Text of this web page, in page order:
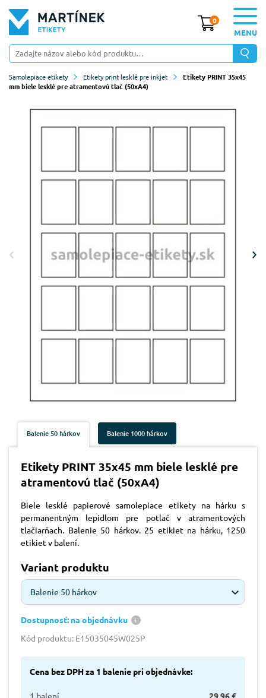
0
MENU
Samolepiace etikety Etikety print lesklé pre inkjet
Etikety PRINT 35x45
mm biele lesklé pre atramentovú tlač (50xA4)
Balenie 50 hárkov Balenie 1000 hárkov
Etikety PRINT 35x45 mm biele lesklé pre
atramentovú tlač (50xA4)
Biele lesklé papierové samolepiace etikety na hárku s
permanentným lepidlom pre potlač v atramentových
tlačiarňach. Balenie 50 hárkov. 25 etikiet na hárku, 1250
etikiet v balení.
Variant produktu
Balenie 50 hárkov
Dostupnosť: na objednávku
Kód produktu: E15035045W025P
Cena bez DPH za 1 balenie pri objednávke:
1 balení
29,96 €